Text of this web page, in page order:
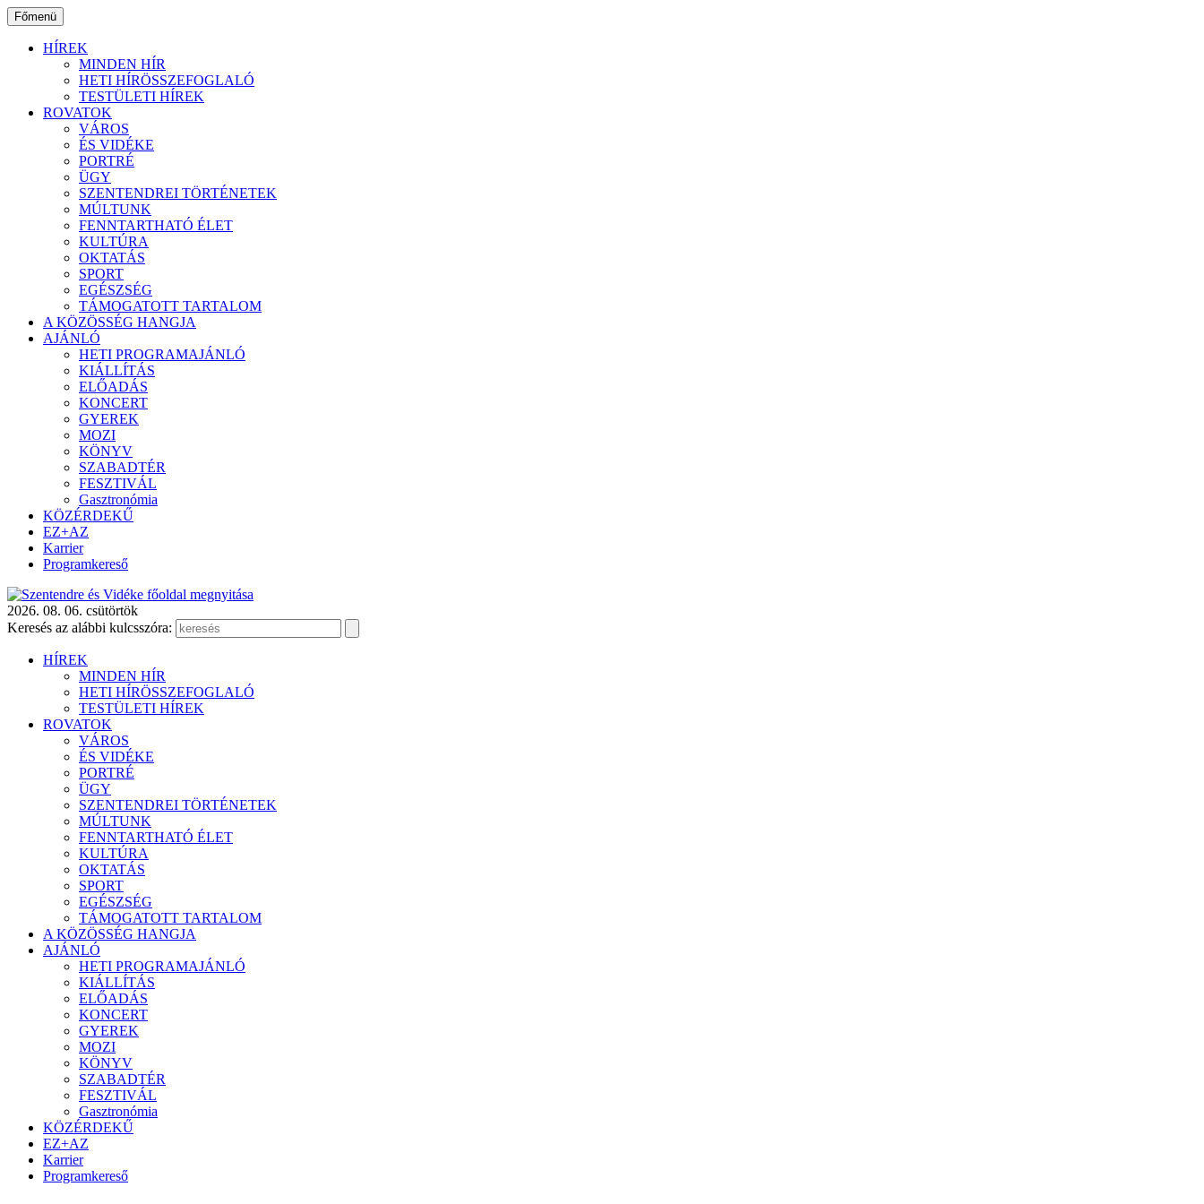
Ugrás
a
tartalomhoz
Főmenü
HÍREK
MINDEN HÍR
HETI HÍRÖSSZEFOGLALÓ
TESTÜLETI HÍREK
ROVATOK
VÁROS
ÉS VIDÉKE
PORTRÉ
ÜGY
SZENTENDREI TÖRTÉNETEK
MÚLTUNK
FENNTARTHATÓ ÉLET
KULTÚRA
OKTATÁS
SPORT
EGÉSZSÉG
TÁMOGATOTT TARTALOM
A KÖZÖSSÉG HANGJA
AJÁNLÓ
HETI PROGRAMAJÁNLÓ
KIÁLLÍTÁS
ELŐADÁS
KONCERT
GYEREK
MOZI
KÖNYV
SZABADTÉR
FESZTIVÁL
Gasztronómia
KÖZÉRDEKŰ
EZ+AZ
Karrier
Programkereső
2026. 08. 06. csütörtök
Keresés az alábbi kulcsszóra:
HÍREK
MINDEN HÍR
HETI HÍRÖSSZEFOGLALÓ
TESTÜLETI HÍREK
ROVATOK
VÁROS
ÉS VIDÉKE
PORTRÉ
ÜGY
SZENTENDREI TÖRTÉNETEK
MÚLTUNK
FENNTARTHATÓ ÉLET
KULTÚRA
OKTATÁS
SPORT
EGÉSZSÉG
TÁMOGATOTT TARTALOM
A KÖZÖSSÉG HANGJA
AJÁNLÓ
HETI PROGRAMAJÁNLÓ
KIÁLLÍTÁS
ELŐADÁS
KONCERT
GYEREK
MOZI
KÖNYV
SZABADTÉR
FESZTIVÁL
Gasztronómia
KÖZÉRDEKŰ
EZ+AZ
Karrier
Programkereső